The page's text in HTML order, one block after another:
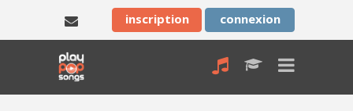
inscription connexion